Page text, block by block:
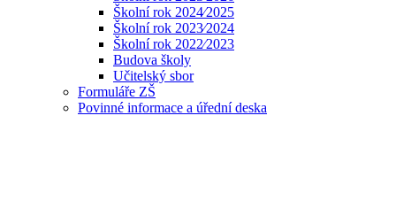
Školní rok 2024⁄2025
Školní rok 2023⁄2024
Školní rok 2022⁄2023
Budova školy
Učitelský sbor
Formuláře ZŠ
Povinné informace a úřední deska